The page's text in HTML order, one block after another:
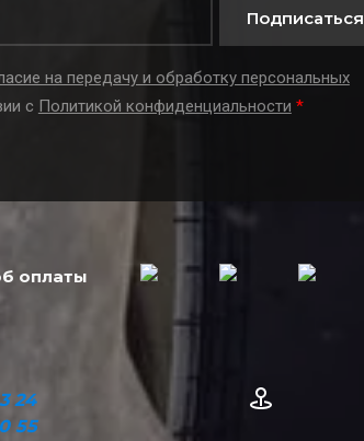
на передачу и обработку персональных
с Политикой конфиденциальности *
Подписаться
оплаты
24
55